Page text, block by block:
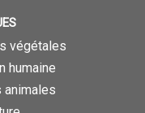
végétales
humaine
animales